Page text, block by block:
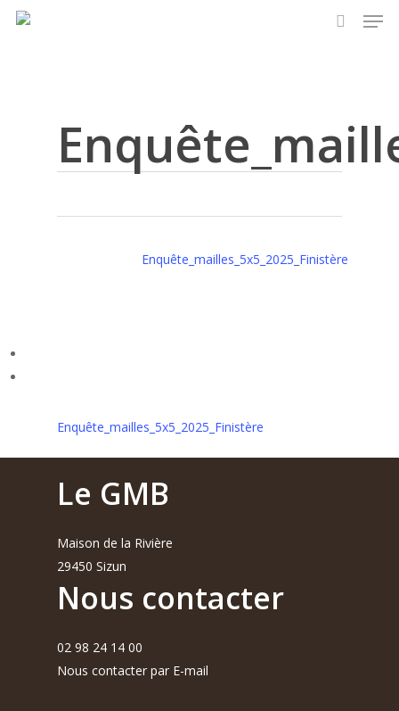
Skip
Enquête_mailles_5x5_2025_Finistère
Enquête_mailles_5x5_2025_Finistère
Le GMB
Maison de la Rivière
29450 Sizun
Nous contacter
02 98 24 14 00
Nous contacter par E-mail